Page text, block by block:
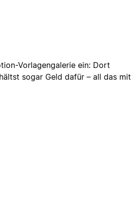
Vorlagengalerie ein: Dort
sogar Geld dafür – all das mit